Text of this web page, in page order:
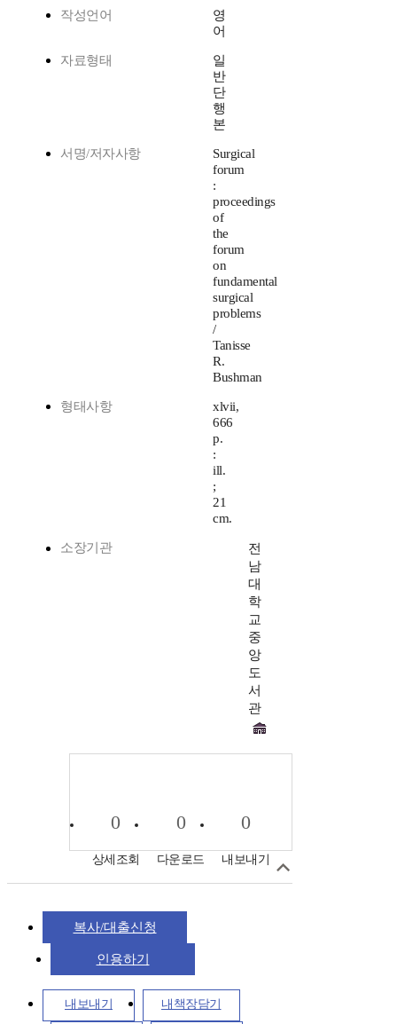
작성언어
영
어
자료형태
일
반
단
행
본
서명/저자사항
Surgical
forum
:
proceedings
of
the
forum
on
fundamental
surgical
problems
/
Tanisse
R.
Bushman
형태사항
xlvii,
666
p.
:
ill.
;
21
cm.
소장기관
전
남
대
학
교
중
앙
도
서
관
0
상세조회
0
다운로드
0
내보내기
복사/대출신청
인용하기
내보내기 내책장담기